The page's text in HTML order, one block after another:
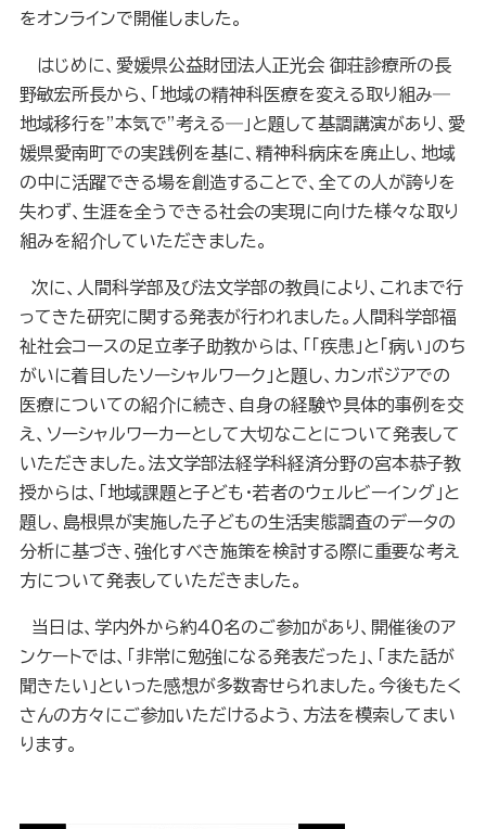
をオンラインで開催しました。
はじめに、愛媛県公益財団法人正光会 御荘診療所の長
野敏宏所長から、「地域の精神科医療を変える取り組み―
地域移行を”本気で”考える―」と題して基調講演があり、愛
媛県愛南町での実践例を基に、精神科病床を廃止し、地域
の中に活躍できる場を創造することで、全ての人が誇りを
失わず、生涯を全うできる社会の実現に向けた様々な取り
組みを紹介していただきました。
次に、人間科学部及び法文学部の教員により、これまで行
ってきた研究に関する発表が行われました。人間科学部福
祉社会コースの足立孝子助教からは、「「疾患」と「病い」のち
がいに着目したソーシャルワーク」と題し、カンボジアでの
医療についての紹介に続き、自身の経験や具体的事例を交
え、ソーシャルワーカーとして大切なことについて発表して
いただきました。法文学部法経学科経済分野の宮本恭子教
授からは、「地域課題と子ども・若者のウェルビーイング」と
題し、島根県が実施した子どもの生活実態調査のデータの
分析に基づき、強化すべき施策を検討する際に重要な考え
方について発表していただきました。
当日は、学内外から約４０名のご参加があり、開催後のア
ンケートでは、「非常に勉強になる発表だった」、「また話が
聞きたい」といった感想が多数寄せられました。今後もたく
さんの方々にご参加いただけるよう、方法を模索してまい
ります。